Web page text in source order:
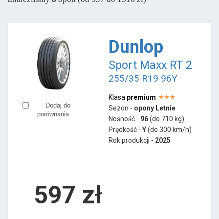
Austone od 458 zł
Goodride od 277 zł
Gripmax od 517 zł
Hifly od 633 zł
LingLong
Dodaj do
porównania
Dunlop
Sport Maxx RT 2
255/35 R19 96Y
Klasa premium
Sezon - opony Letnie
Nośność - 96(do 710 kg)
Prędkość - Y(do 300 km/h)
Rok produkcji - 2025
597 zł